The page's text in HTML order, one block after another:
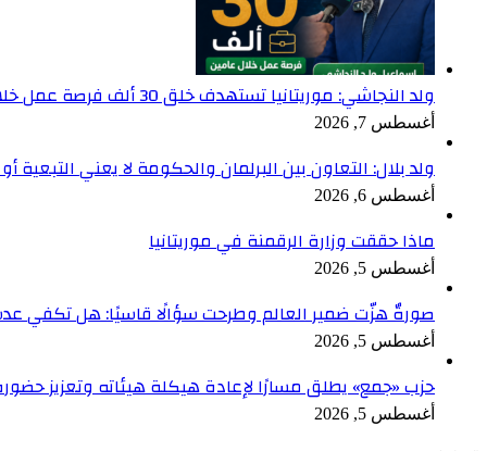
ولد النجاشي: موريتانيا تستهدف خلق 30 ألف فرصة عمل خلال عامين
أغسطس 7, 2026
ولد بلال: التعاون بين البرلمان والحكومة لا يعني التبعية
أغسطس 6, 2026
ماذا حققت وزارة الرقمنة في موريتانيا
أغسطس 5, 2026
صورةٌ هزّت ضمير العالم وطرحت سؤالًا قاسيًا: هل تكفي
أغسطس 5, 2026
حزب «جمع» يطلق مسارًا لإعادة هيكلة هيئاته وتعزيز
أغسطس 5, 2026